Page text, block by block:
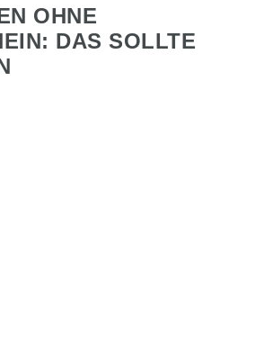
OHNE
DAS SOLLTE